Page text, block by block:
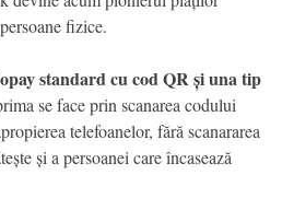
fizice.
standard cu cod QR și una tip
se face prin scanarea codului
telefoanelor, fără scanararea
și a persoanei care încasează